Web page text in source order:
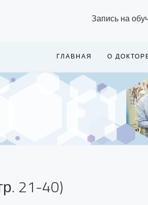
Запись на
ГЛАВНАЯ О
21-40)